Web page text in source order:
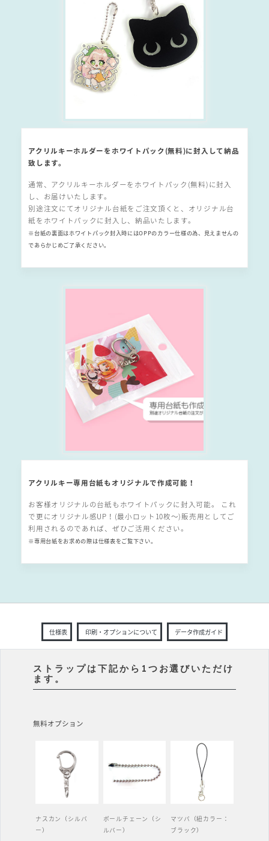
アクリルキーホルダーをホワイトパック(無料)に封入して納品
致します。
通常、アクリルキーホルダーをホワイトパック(無料)に封入
し、お届けいたします。
別途注文にてオリジナル台紙をご注文頂くと、オリジナル台
紙をホワイトパックに封入し、納品いたします。
※台紙の裏面はホワイトパック封入時にはOPPのカラー仕様の為、見えませんの
であらかじめご了承ください。
アクリルキー専用台紙もオリジナルで作成可能！
お客様オリジナルの台紙もホワイトパックに封入可能。 これ
で更にオリジナル感UP！(最小ロット10枚〜)販売用としてご
利用されるのであれば、ぜひご活用ください。
※専用台紙をお求めの際は仕様表をご覧下さい。
仕様表 印刷・オプションについて データ作成ガイド
ストラップは下記から1つお選びいただけ
ます。
無料オプション
ナスカン（シルバ
ー）
ボールチェーン（シ
ルバー）
マツバ（紐カラー：
ブラック）